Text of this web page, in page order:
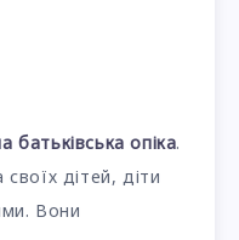
батьківська опіка.
дітей, діти
Вони